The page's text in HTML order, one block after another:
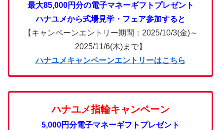
最大85,000円分の電子マネーギフトプレゼント
ハナユメから式場見学・フェア参加すると
【キャンペーンエントリー期間：2025/10/3(金)～
2025/11/6(木)まで】
ハナユメキャンペーンエントリーはこちら
ハナユメ指輪キャンペーン
5,000円分電子マネーギフトプレゼント